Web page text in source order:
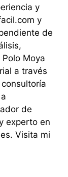
y
y
de
Moya
a través
de
experto en
Visita mi